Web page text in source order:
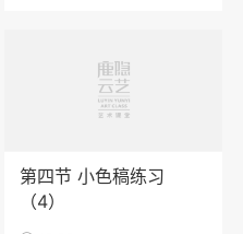
第四节 小色稿练习
（4）